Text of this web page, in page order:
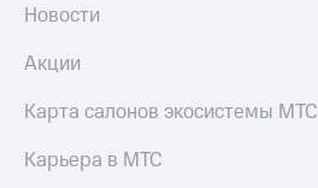
Новости
Акции
Карта салонов экосистемы МТС
Карьера в МТС